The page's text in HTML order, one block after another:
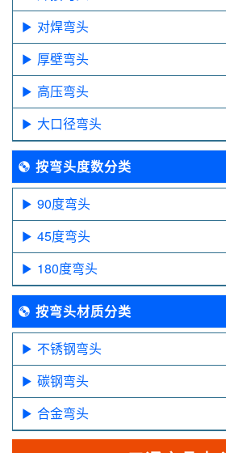
对焊弯头
厚壁弯头
高压弯头
大口径弯头
按弯头度数分类
90度弯头
45度弯头
180度弯头
按弯头材质分类
不锈钢弯头
碳钢弯头
合金弯头